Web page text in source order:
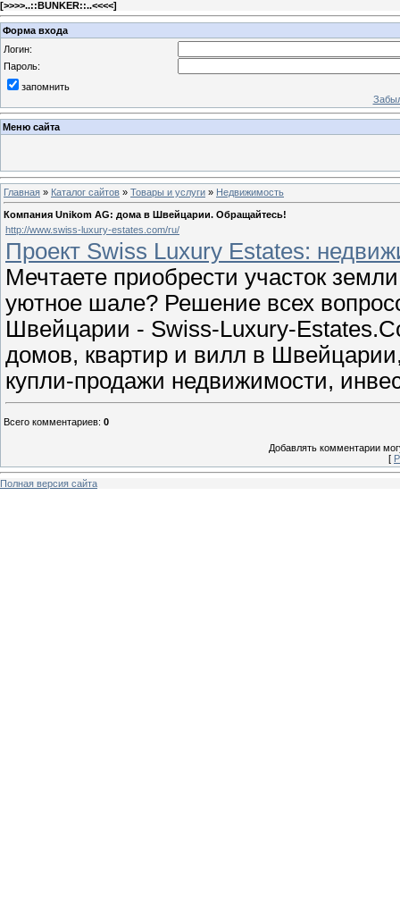
[>>>>..::BUNKER::..<<<<]
Форма входа
Логин:
Пароль:
запомнить
Меню сайта
Главная » Каталог сайтов » Товары и услуги » Недвижимость
Компания Unikom AG: дома в Швейцарии. Обращайтесь!
http://www.swiss-luxury-estates.com/ru/
Проект Swiss Luxury Estates:
Мечтаете приобрести участок
уютное шале? Решение всех
Швейцарии - Swiss-Luxury-
домов, квартир и вилл в
купли-продажи недвижимости,
Всего комментариев: 0
Добавлять комментарии
[
Полная версия сайта